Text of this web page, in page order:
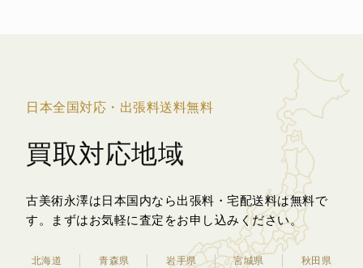
日本全国対応・出張料送料無料
買取対応地域
古美術永澤は日本国内なら出張料・宅配送料は無料で
す。
まずはお気軽に査定をお申し込みください。
北海道 青森県 岩手県 宮城県
秋田県